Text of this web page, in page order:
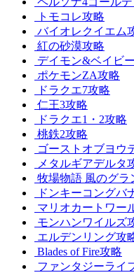
トモコレ攻略
バイオレクイエム
紅の砂漠攻略
デイモン&ベイビ
ポケモンZA攻略
ドラクエ7攻略
仁王3攻略
ドラクエ1・2攻略
桃鉄2攻略
ゴーストオブヨウ
メタルギアデルタ
牧場物語 風のグラ
ドンキーコングバ
マリオカートワー
モンハンワイルズ
エルデンリング攻
Blades of Fire攻略
ファンタジーライ